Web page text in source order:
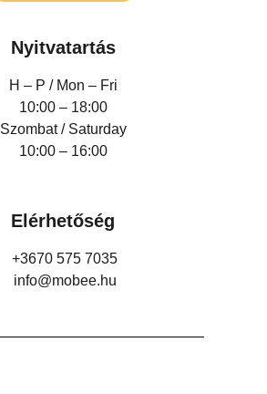
Nyitvatartás
H – P / Mon – Fri
10:00 – 18:00
Szombat / Saturday
10:00 – 16:00
Elérhetőség
+3670 575 7035
info@mobee.hu